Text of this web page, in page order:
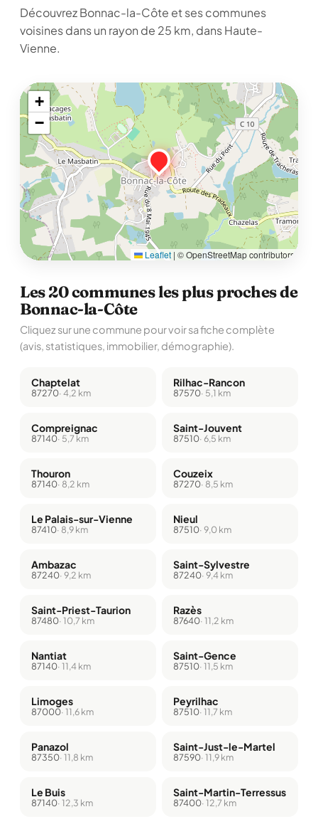
Découvrez Bonnac-la-Côte et ses communes
voisines dans un rayon de 25 km, dans Haute-
Vienne.
+
−
Leaflet | © OpenStreetMap contributors
Les 20 communes les plus proches de
Bonnac-la-Côte
Cliquez sur une commune pour voir sa fiche complète
(avis, statistiques, immobilier, démographie).
Chaptelat
87270· 4,2 km
Rilhac-Rancon
87570· 5,1 km
Compreignac
87140· 5,7 km
Saint-Jouvent
87510· 6,5 km
Thouron
87140· 8,2 km
Couzeix
87270· 8,5 km
Le Palais-sur-Vienne
87410· 8,9 km
Nieul
87510· 9,0 km
Ambazac
87240· 9,2 km
Saint-Sylvestre
87240· 9,4 km
Saint-Priest-Taurion
87480· 10,7 km
Razès
87640· 11,2 km
Nantiat
87140· 11,4 km
Saint-Gence
87510· 11,5 km
Limoges
87000· 11,6 km
Peyrilhac
87510· 11,7 km
Panazol
87350· 11,8 km
Saint-Just-le-Martel
87590· 11,9 km
Le Buis
87140· 12,3 km
Saint-Martin-Terressus
87400· 12,7 km